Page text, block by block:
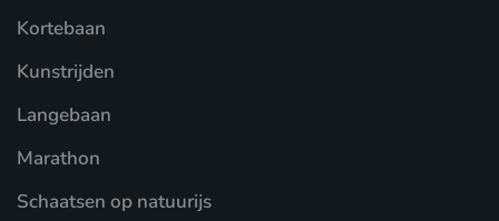
Kortebaan
Kunstrijden
Langebaan
Marathon
Schaatsen op natuurijs